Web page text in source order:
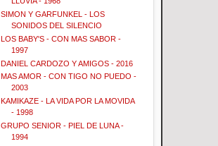
SIMON Y GARFUNKEL - LOS
SONIDOS DEL SILENCIO
LOS BABY'S - CON MAS SABOR -
1997
DANIEL CARDOZO Y AMIGOS - 2016
MAS AMOR - CON TIGO NO PUEDO -
2003
KAMIKAZE - LA VIDA POR LA MOVIDA
- 1998
GRUPO SENIOR - PIEL DE LUNA -
1994